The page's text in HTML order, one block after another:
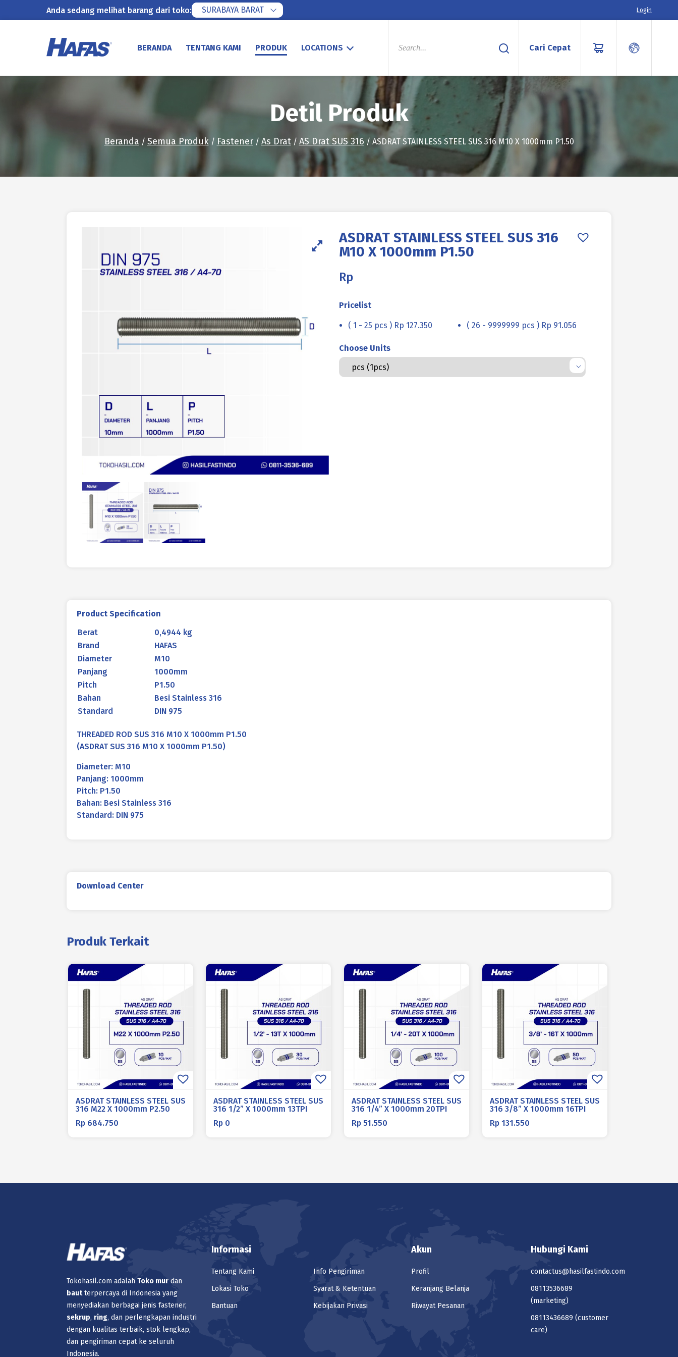
Anda sedang melihat barang dari toko: SURABAYA BARAT Login
BERANDA TENTANG KAMI PRODUK LOCATIONS
PRODUCTS
Cari Cepat
Detil Produk
Beranda / Semua Produk/ Fastener/ As Drat/ AS Drat SUS 316 / ASDRAT STAINLESS STEEL SUS 316 M10 X 1000mm P1.50
ASDRAT STAINLESS STEEL SUS 316
M10 X 1000mm P1.50
Rp
Pricelist
( 1 - 25 pcs ) Rp 127.350 ( 26 - 9999999 pcs ) Rp 91.056
Choose Units
Product Specification
Berat
0,4944 kg
Brand
HAFAS
Diameter
M10
Panjang
1000mm
Pitch
P1.50
Bahan
Besi Stainless 316
Standard
DIN 975
THREADED ROD SUS 316 M10 X 1000mm P1.50
(ASDRAT SUS 316 M10 X 1000mm P1.50)
Diameter: M10
Panjang: 1000mm
Pitch: P1.50
Bahan: Besi Stainless 316
Standard: DIN 975
Download Center
Produk Terkait
ASDRAT STAINLESS STEEL SUS
316 M22 X 1000mm P2.50
Rp 684.750
ASDRAT STAINLESS STEEL SUS
316 1/2” X 1000mm 13TPI
Rp 0
ASDRAT STAINLESS STEEL SUS
316 1/4” X 1000mm 20TPI
Rp 51.550
ASDRAT STAINLESS STEEL SUS
316 3/8” X 1000mm 16TPI
Rp 131.550
Tokohasil.com adalah Toko mur dan
bautterpercaya di Indonesia yang
menyediakan berbagai jenis fastener,
sekrup, ring, dan perlengkapan industri
dengan kualitas terbaik, stok lengkap,
dan pengiriman cepat ke seluruh
Indonesia.
Informasi
Tentang Kami
Lokasi Toko
Bantuan
Info Pengiriman
Syarat & Ketentuan
Kebijakan Privasi
Akun
Profil
Keranjang Belanja
Riwayat Pesanan
Hubungi Kami
contactus@hasilfastindo.com
08113536689
(marketing)
08113436689 (customer
care)